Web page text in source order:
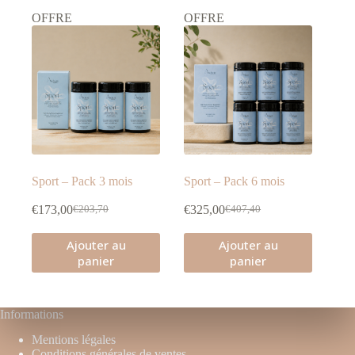
OFFRE
Sport – Pack 3 mois
€203,70
Le
initial
était :
€203,70.
€173,00Le
actuel
est :
€173,00.
Ajouter au
panier
OFFRE
Sport – Pack 6 mois
€407,40
Le
initial
était :
€407,40.
€325,00Le
actuel
est :
€325,00.
Ajouter au
panier
Informations
Mentions légales